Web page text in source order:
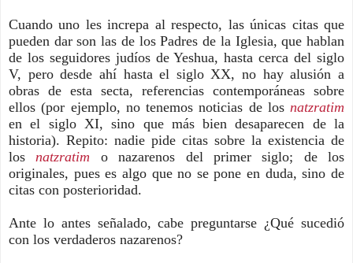
Cuando uno les increpa al respecto, las únicas citas que
pueden dar son las de los Padres de la Iglesia, que hablan
de los seguidores judíos de Yeshua, hasta cerca del siglo
V, pero desde ahí hasta el siglo XX, no hay alusión a
obras de esta secta, referencias contemporáneas sobre
ellos (por ejemplo, no tenemos noticias de los natzratim
en el siglo XI, sino que más bien desaparecen de la
historia). Repito: nadie pide citas sobre la existencia de
los natzratim
o nazarenos del primer siglo; de los
originales, pues es algo que no se pone en duda, sino de
citas con posterioridad.
Ante lo antes señalado, cabe preguntarse ¿Qué sucedió
con los verdaderos nazarenos?